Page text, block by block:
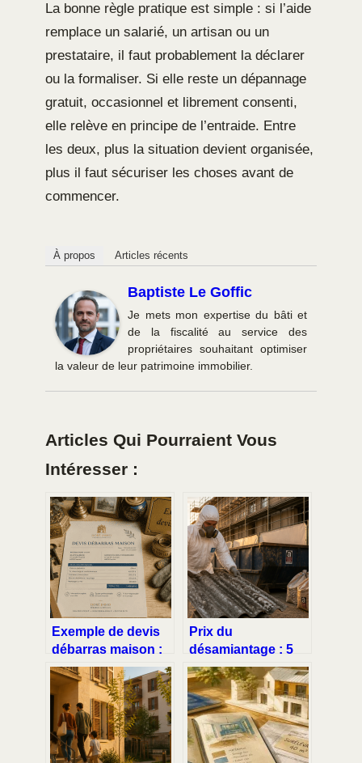
La bonne règle pratique est simple : si l’aide
remplace un salarié, un artisan ou un
prestataire, il faut probablement la déclarer
ou la formaliser. Si elle reste un dépannage
gratuit, occasionnel et librement consenti,
elle relève en principe de l’entraide. Entre
les deux, plus la situation devient organisée,
plus il faut sécuriser les choses avant de
commencer.
À propos Articles récents
Baptiste Le Goffic
Je mets mon expertise du bâti et
de la fiscalité au service des
propriétaires souhaitant optimiser
la valeur de leur patrimoine immobilier.
Articles Qui Pourraient Vous
Intéresser :
Exemple de devis
débarras maison :
comment
transformer vos
objets en
économies ?
Prix du
désamiantage : 5
facteurs clés pour
anticiper votre
budget et sécuriser
vos travaux